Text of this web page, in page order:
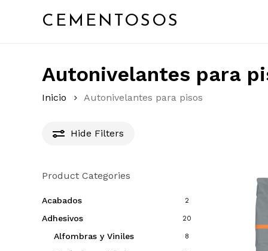
CEMENTOSOS
Autonivelantes para
Inicio Autonivelantes para pisos
Hide Filters
Product Categories
Acabados 2
Adhesivos 20
Alfombras y Viniles 8